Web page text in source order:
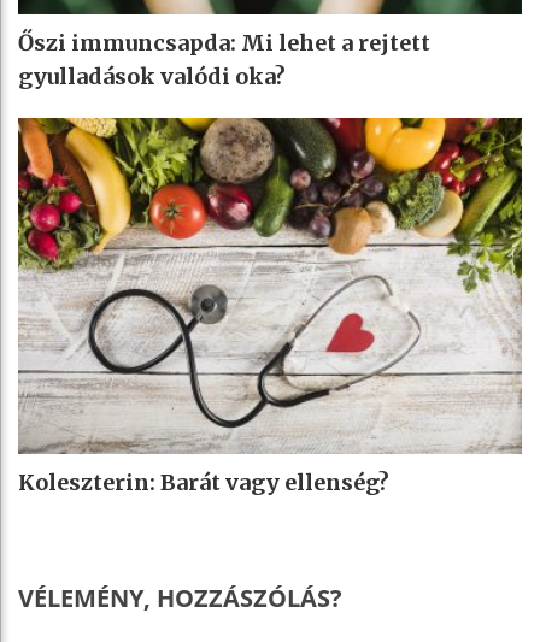
Őszi immuncsapda: Mi lehet a rejtett
gyulladások valódi oka?
Koleszterin: Barát vagy ellenség?
VÉLEMÉNY, HOZZÁSZÓLÁS?